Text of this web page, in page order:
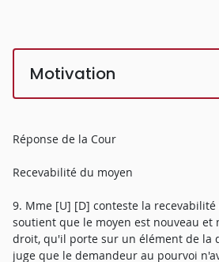
Motivation
Réponse de la Cour
Recevabilité du moyen
9. Mme [U] [D] conteste la
soutient que le moyen est nouveau et
droit, qu'il porte sur un élément de la
juge que le demandeur au pourvoi